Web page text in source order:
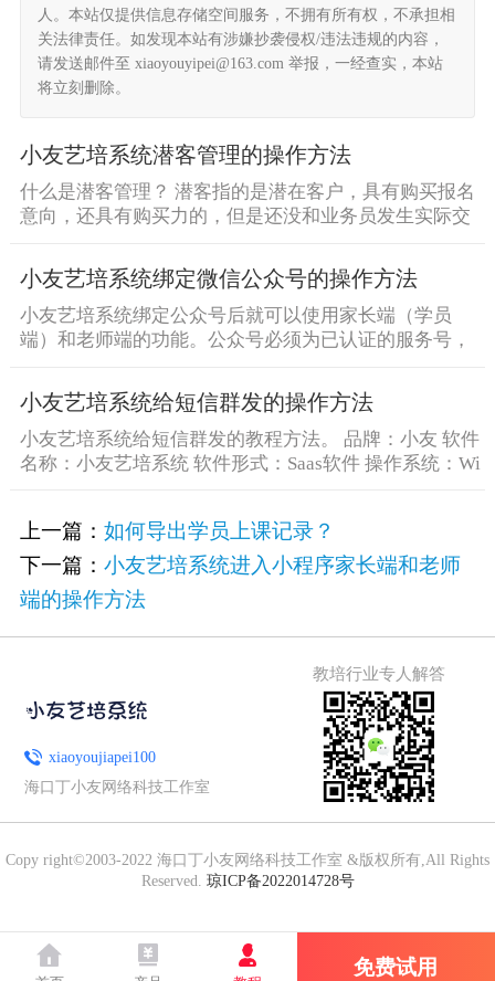
人。本站仅提供信息存储空间服务，不拥有所有权，不承担相
关法律责任。如发现本站有涉嫌抄袭侵权/违法违规的内容，
请发送邮件至 xiaoyouyipei@163.com 举报，一经查实，本站
将立刻删除。
小友艺培系统潜客管理的操作方法
什么是潜客管理？ 潜客指的是潜在客户，具有购买报名
意向，还具有购买力的，但是还没和业务员发生实际交
小友艺培系统绑定微信公众号的操作方法
小友艺培系统绑定公众号后就可以使用家长端（学员
端）和老师端的功能。公众号必须为已认证的服务号，
小友艺培系统给短信群发的操作方法
小友艺培系统给短信群发的教程方法。 品牌：小友 软件
名称：小友艺培系统 软件形式：Saas软件 操作系统：Wi
上一篇： 如何导出学员上课记录？
下一篇： 小友艺培系统进入小程序家长端和老师
端的操作方法
xiaoyoujiapei100
海口丁小友网络科技工作室
教培行业专人解答
Copy right©2003-2022 海口丁小友网络科技工作室 &版权所有,All Rights
Reserved. 琼ICP备2022014728号
免费试用